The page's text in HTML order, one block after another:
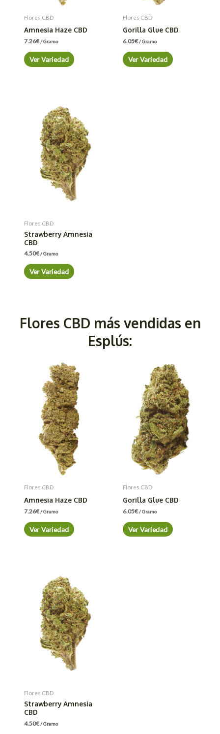
Flores CBD
Amnesia Haze CBD
7.26€/ Gramo
Ver Variedad
Flores CBD
Gorilla Glue CBD
6.05€/ Gramo
Ver Variedad
Flores CBD
Strawberry Amnesia
CBD
4.50€/ Gramo
Ver Variedad
Flores CBD más vendidas en
Esplús:
Flores CBD
Amnesia Haze CBD
7.26€/ Gramo
Ver Variedad
Flores CBD
Gorilla Glue CBD
6.05€/ Gramo
Ver Variedad
Flores CBD
Strawberry Amnesia
CBD
4.50€/ Gramo